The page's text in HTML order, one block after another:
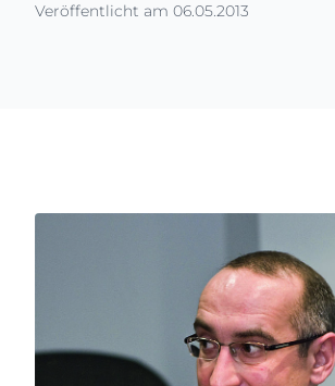
Veröffentlicht am 06.05.2013